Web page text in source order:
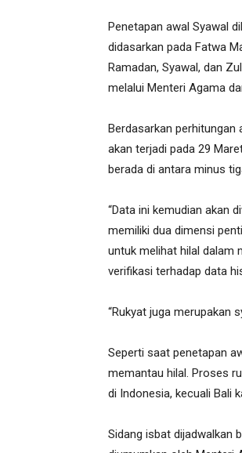
Penetapan awal Syawal
didasarkan pada Fatwa
Ramadan, Syawal, dan
melalui Menteri Agama
Berdasarkan
akan terjadi pada 29
berada di antara minus
“Data ini kemudian akan
memiliki dua dimensi
untuk melihat hilal dalam
verifikasi terhadap data
“Rukyat juga merupakan
Seperti saat penetapan
memantau hilal. Proses
di Indonesia, kecuali Bali
Sidang isbat dijadwalkan